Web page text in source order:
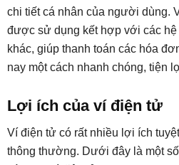
chi tiết cá nhân của người dùng.
được sử dụng kết hợp với các hệ
khác, giúp thanh toán các hóa
nay một cách nhanh chóng, tiện
Lợi ích của ví điện tử
Ví điện tử có rất nhiều lợi ích
thông thường. Dưới đây là một